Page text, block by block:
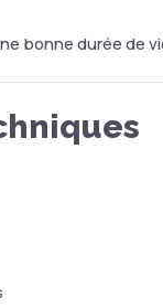
bonne durée de